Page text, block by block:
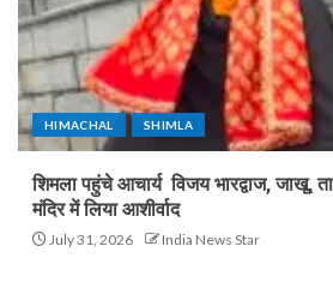
HIMACHAL SHIMLA
शिमला पहुंचे आचार्य विजय भारद्वाज, जाखू,
मंदिर में लिया आशीर्वाद
July 31, 2026 India News Star